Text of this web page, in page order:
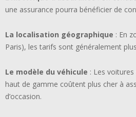
une assurance pourra bénéficier de
La localisation géographique : En
Paris), les tarifs sont généralement
Le modèle du véhicule : Les
haut de gamme coûtent plus cher à
d’occasion.